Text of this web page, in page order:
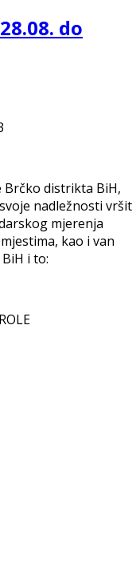
do
Brčko distrikta BiH,
nadležnosti vršit
mjerenja
kao i van
i to: